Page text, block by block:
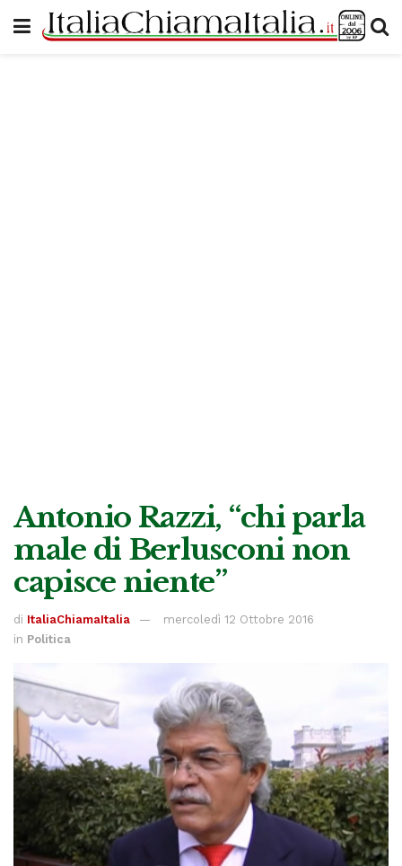
Antonio Razzi, “chi parla
male di Berlusconi non
capisce niente”
di ItaliaChiamaItalia
mercoledì 12 Ottobre 2016
in Politica